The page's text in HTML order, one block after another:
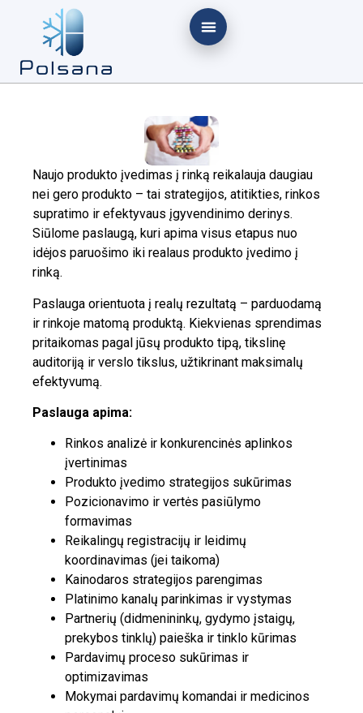
Naujo produkto įvedimas į rinką reikalauja daugiau
nei gero produkto – tai strategijos, atitikties, rinkos
supratimo ir efektyvaus įgyvendinimo derinys.
Siūlome paslaugą, kuri apima visus etapus nuo
idėjos paruošimo iki realaus produkto įvedimo į
rinką.
Paslauga orientuota į realų rezultatą – parduodamą
ir rinkoje matomą produktą. Kiekvienas sprendimas
pritaikomas pagal jūsų produkto tipą, tikslinę
auditoriją ir verslo tikslus, užtikrinant maksimalų
efektyvumą.
Paslauga apima:
Rinkos analizė ir konkurencinės aplinkos
įvertinimas
Produkto įvedimo strategijos sukūrimas
Pozicionavimo ir vertės pasiūlymo
formavimas
Reikalingų registracijų ir leidimų
koordinavimas (jei taikoma)
Kainodaros strategijos parengimas
Platinimo kanalų parinkimas ir vystymas
Partnerių (didmenininkų, gydymo įstaigų,
prekybos tinklų) paieška ir tinklo kūrimas
Pardavimų proceso sukūrimas ir
optimizavimas
Mokymai pardavimų komandai ir medicinos